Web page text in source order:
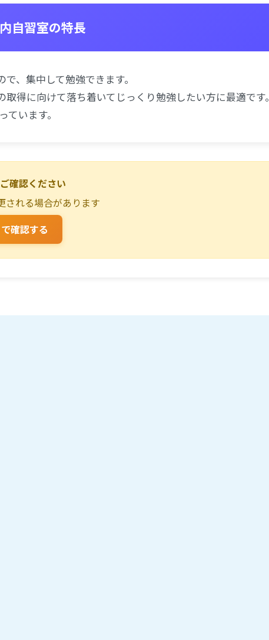
自習室の特長
、集中して勉強できます。
得に向けて落ち着いてじっくり勉強したい方に最適です。
ています。
確認ください
れる場合があります
確認する